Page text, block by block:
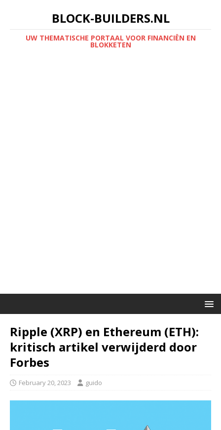
BLOCK-BUILDERS.NL
UW THEMATISCHE PORTAAL VOOR FINANCIËN EN
BLOKKETEN
Ripple (XRP) en Ethereum (ETH):
kritisch artikel verwijderd door
Forbes
February 20, 2023 guido